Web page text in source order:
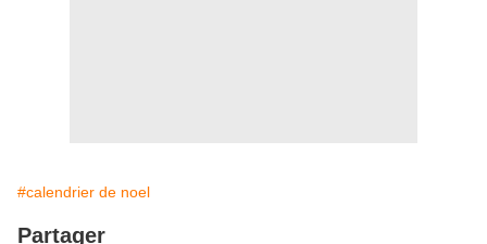
#calendrier de noel
Partager